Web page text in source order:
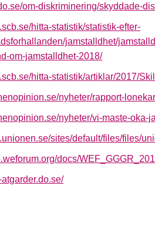
om-diskriminering/skyddade-
hitta-statistik/statistik-efter-
jamstalldhet/
om-jamstalldhet-2018/
hitta-statistik/artiklar/2017/
nyheter/rapport-
nyheter/vi-maste-oka-
sites/default/files/files/
docs/